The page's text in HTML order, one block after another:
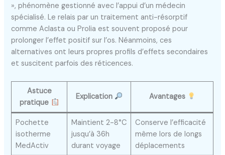
», phénomène gestionné avec l’appui d’un médecin
spécialisé. Le relais par un traitement anti-résorptif
comme Aclasta ou Prolia est souvent proposé pour
prolonger l’effet positif sur l’os. Néanmoins, ces
alternatives ont leurs propres profils d’effets secondaires
et suscitent parfois des réticences.
Astuce
pratique
Explication Avantages
Pochette
isotherme
MedActiv
Maintient 2-8°C
jusqu’à 36h
durant voyage
Conserve l’efficacité
même lors de longs
déplacements